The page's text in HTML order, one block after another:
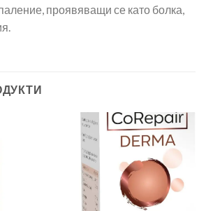
проявяващи се като болка,